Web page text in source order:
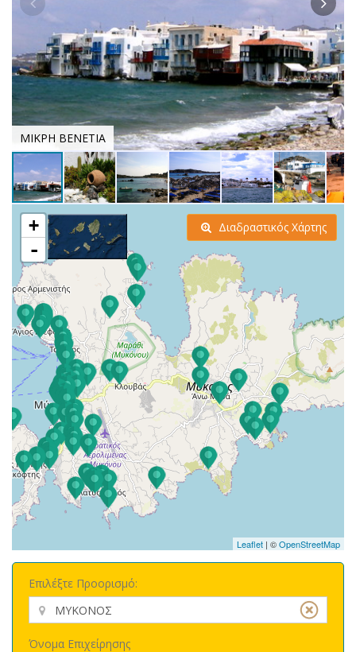
ΜΙΚΡΗ ΒΕΝΕΤΙΑ
+
-
Leaflet | ©OpenStreetMap
Διαδραστικός Χάρτης
Επιλέξτε Προορισμό:
Όνομα Επιχείρησης